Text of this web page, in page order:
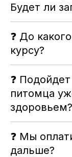
Будет ли
❓ До
курсу?
❓
питомца
здоровьем?
❓ Мы
дальше?